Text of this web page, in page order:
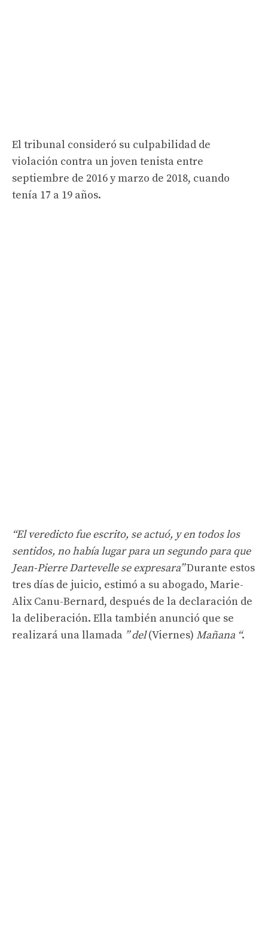
El tribunal consideró su culpabilidad de
violación contra un joven tenista entre
septiembre de 2016 y marzo de 2018, cuando
tenía 17 a 19 años.
“El veredicto fue escrito, se actuó, y en todos los
sentidos, no había lugar para un segundo para que
Jean-Pierre Dartevelle se expresara”Durante estos
tres días de juicio, estimó a su abogado, Marie-
Alix Canu-Bernard, después de la declaración de
la deliberación. Ella también anunció que se
realizará una llamada ” del(Viernes) Mañana “.